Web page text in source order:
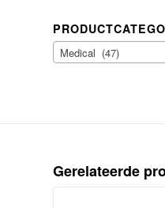
Medical (47)
Gerelateerde